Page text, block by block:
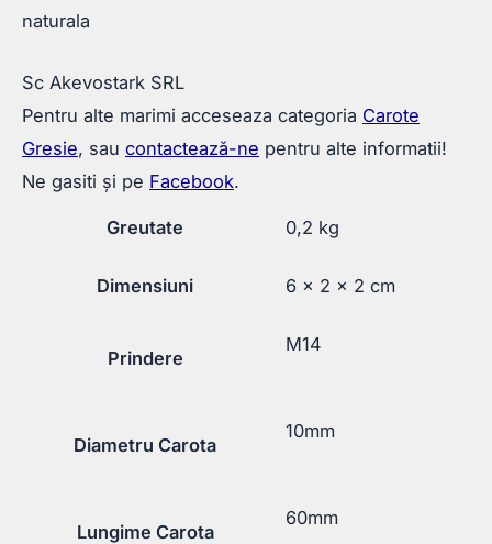
naturala
Sc Akevostark SRL
Pentru alte marimi acceseaza categoria Carote
Gresie, sau contactează-ne pentru alte informatii!
Ne gasiti și pe Facebook.
Greutate 0,2 kg
Dimensiuni 6 × 2 × 2 cm
Prindere
M14
Diametru Carota
10mm
Lungime Carota
60mm